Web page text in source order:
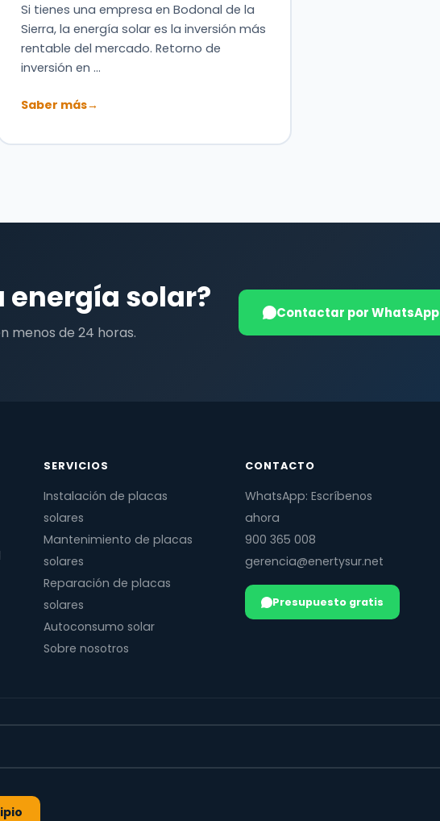
Si tienes una empresa en Bodonal de la
Sierra, la energía solar es la inversión más
rentable del mercado. Retorno de
inversión en …
Saber más→
energía solar?
menos de 24 horas.
Contactar por WhatsApp
SERVICIOS
Instalación de placas
solares
Mantenimiento de placas
solares
Reparación de placas
solares
Autoconsumo solar
Sobre nosotros
CONTACTO
WhatsApp: Escríbenos
ahora
900 365 008
gerencia@enertysur.net
Presupuesto gratis